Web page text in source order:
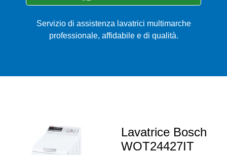
Servizio di assistenza lavatrici multimarche
professionale, affidabile e di qualità.
Lavatrice Bosch
WOT24427IT